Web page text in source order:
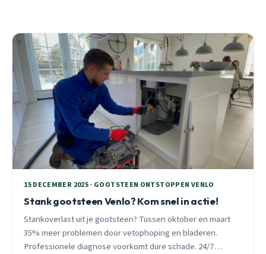
15 DECEMBER 2025 · GOOTSTEEN ONTSTOPPEN VENLO
Stank gootsteen Venlo? Kom snel in actie!
Stankoverlast uit je gootsteen? Tussen oktober en maart
35% meer problemen door vetophoping en bladeren.
Professionele diagnose voorkomt dure schade. 24/7